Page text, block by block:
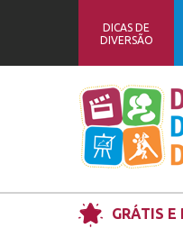
DICAS DE
DIVERSÃO
GRÁTIS E